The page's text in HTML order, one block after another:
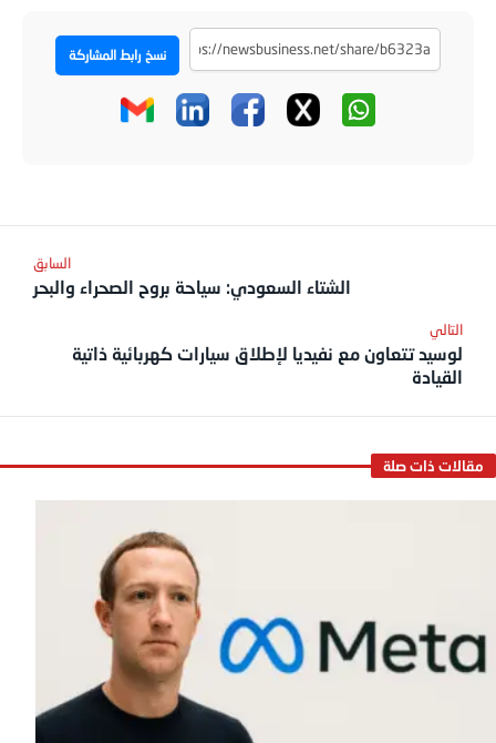
نسخ رابط المشاركة
الشتاء السعودي: سياحة بروح الصحراء والبحر
لوسيد تتعاون مع نفيديا لإطلاق سيارات كهربائية ذاتية
القيادة